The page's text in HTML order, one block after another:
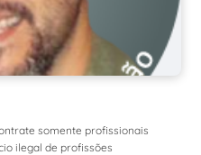
somente profissionais
ilegal de profissões